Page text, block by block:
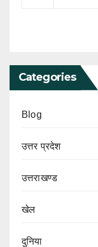
Categories
Blog
उत्तर प्रदेश
उत्तराखण्ड
खेल
दुनिया